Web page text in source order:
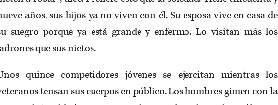
años, sus hijos ya no viven con él. Su esposa vive en casa de
suegro porque ya está grande y enfermo. Lo visitan más los
que sus nietos.
quince competidores jóvenes se ejercitan mientras los
tensan sus cuerpos en público. Los hombres gimen con la